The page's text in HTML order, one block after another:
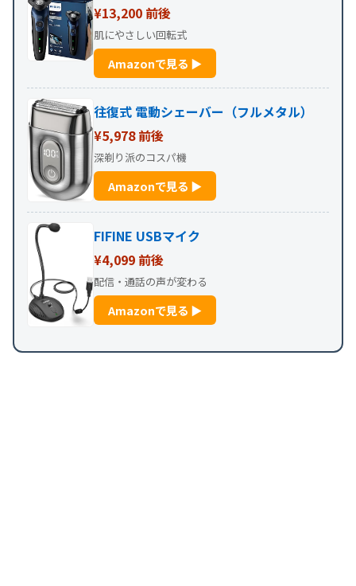
¥13,200 前後
肌にやさしい回転式
Amazonで見る ▶
往復式 電動シェーバー（フルメタル）
¥5,978 前後
深剃り派のコスパ機
Amazonで見る ▶
FIFINE USBマイク
¥4,099 前後
配信・通話の声が変わる
Amazonで見る ▶